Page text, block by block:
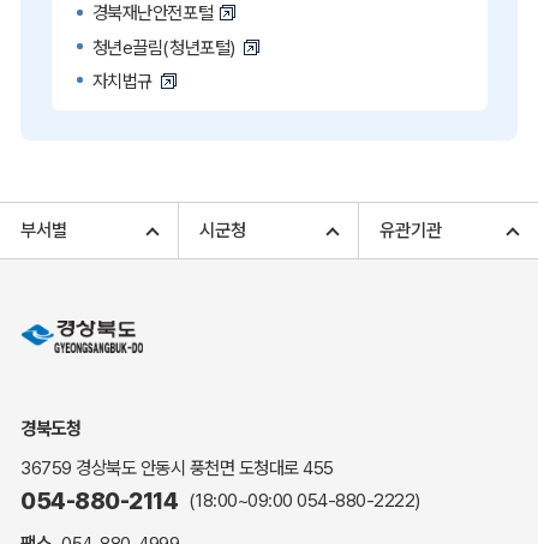
경북재난안전포털
청년e끌림(청년포털)
자치법규
고향사랑기부 아너스 클럽
민원상담
민원안내
해명·설명자료
자주하는 질문
부서별 시군청 유관기관
경북도청
36759 경상북도 안동시 풍천면 도청대로 455
054-880-2114 (18:00~09:00 054-880-2222)